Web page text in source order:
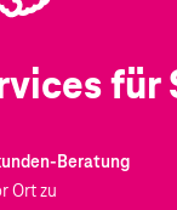
für
Beratung
Ort zu